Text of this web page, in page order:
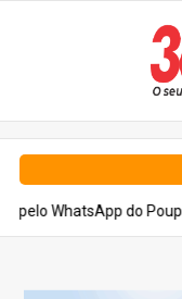
do Poupatempo